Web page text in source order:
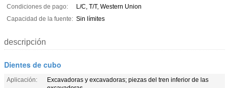
Condiciones de pago:
L/C, T/T, Western Union
Capacidad de la fuente: Sin límites
descripción
Dientes de cubo
Aplicación:
Excavadoras y excavadoras; piezas del tren inferior de las